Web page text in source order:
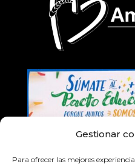
Gestionar
Para ofrecer las mejores